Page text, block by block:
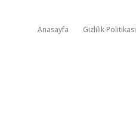
Anasayfa Gizlilik Politikası